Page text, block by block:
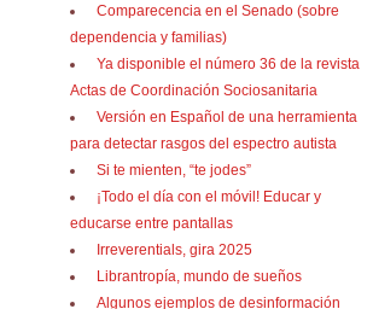
Comparecencia en el Senado (sobre
dependencia y familias)
Ya disponible el número 36 de la revista
Actas de Coordinación Sociosanitaria
Versión en Español de una herramienta
para detectar rasgos del espectro autista
Si te mienten, “te jodes”
¡Todo el día con el móvil! Educar y
educarse entre pantallas
Irreverentials, gira 2025
Librantropía, mundo de sueños
Algunos ejemplos de desinformación